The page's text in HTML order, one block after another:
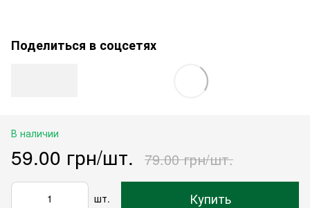
Поделиться в соцсетях
В наличии
59.00 грн/шт. 79.00 грн/шт.
шт. Купить